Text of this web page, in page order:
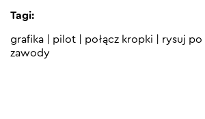
Tagi:
grafika pilot połącz kropki rysuj po
zawody